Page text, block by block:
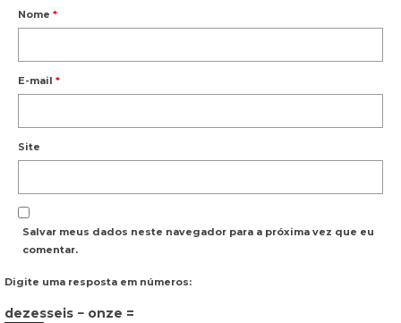
Nome *
E-mail *
Site
Salvar meus dados neste navegador para a próxima vez que eu
comentar.
Digite uma resposta em números:
dezesseis − onze =